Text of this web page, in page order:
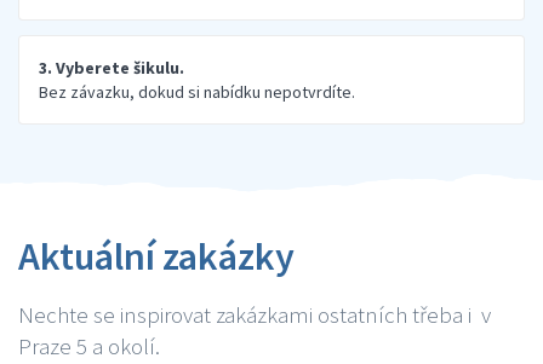
3. Vyberete šikulu.
Bez závazku, dokud si nabídku nepotvrdíte.
Aktuální zakázky
Nechte se inspirovat zakázkami ostatních třeba i v
Praze 5 a okolí.